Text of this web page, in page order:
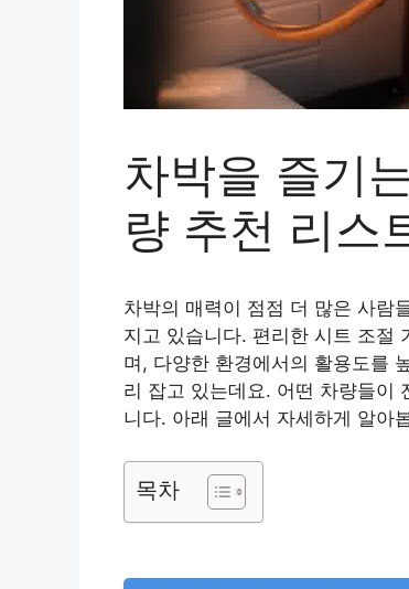
차박을 즐기
량 추천 리스
차박의 매력이 점점 더 많은 사람
지고 있습니다. 편리한 시트 조절
며, 다양한 환경에서의 활용도를
리 잡고 있는데요. 어떤 차량들이
니다. 아래 글에서 자세하게 알아
목차